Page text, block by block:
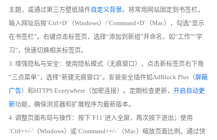
主题，或通过第三方壁纸插件自定义背景。将常用网站固定到书签栏，
输入网址后按`Ctrl+D`（Windows）/`Command+D`（Mac），勾选“显示
在书签栏”。右键点击标签页，选择“添加到新组”并命名，如“工作”“学
习”，快速切换相关标签页。
3. 增强隐私与安全：使用隐私模式（无痕窗口），点击新标签页右下角
“三点菜单”，选择“新建无痕窗口”。安装安全插件如AdBlock Plus（屏蔽
广告）和HTTPS Everywhere（加密连接）。定期检查更新，开启自动更
新功能，确保浏览器和扩展程序为最新版本。
4. 调整页面布局与操作：按下`F11`进入全屏，再次按下退出；使用
`Ctrl++/-`（Windows）或`Command++/-`（Mac）缩放页面比例。通过快